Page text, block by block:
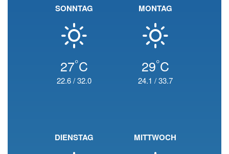
SONNTAG
27°C
22.6/32.0
MONTAG
29°C
24.1 /33.7
DIENSTAG MITTWOCH